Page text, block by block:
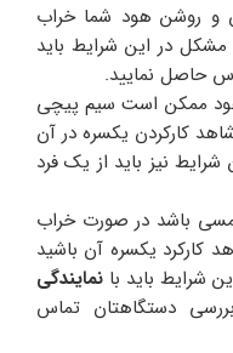
روشن هود شما خراب
در این شرایط باید
حاصل نمایید.
ممکن است سیم پیچی
کارکردن یکسره در آن
نیز باید از یک فرد
باشد در صورت خراب
یکسره آن باشید
شرایط باید با نمایندگی
دستگاهتان تماس